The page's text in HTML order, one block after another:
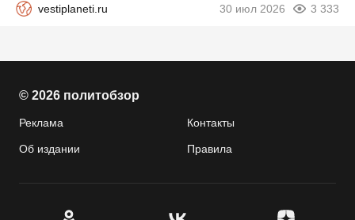
vestiplaneti.ru 30 июл 2026 3 333
© 2026 политобзор
Реклама Контакты
Об издании Правила